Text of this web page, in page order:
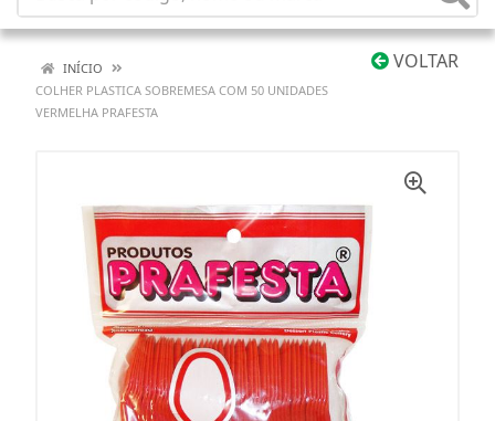
VOLTAR
INÍCIO
COLHER PLASTICA SOBREMESA COM 50 UNIDADES
VERMELHA PRAFESTA